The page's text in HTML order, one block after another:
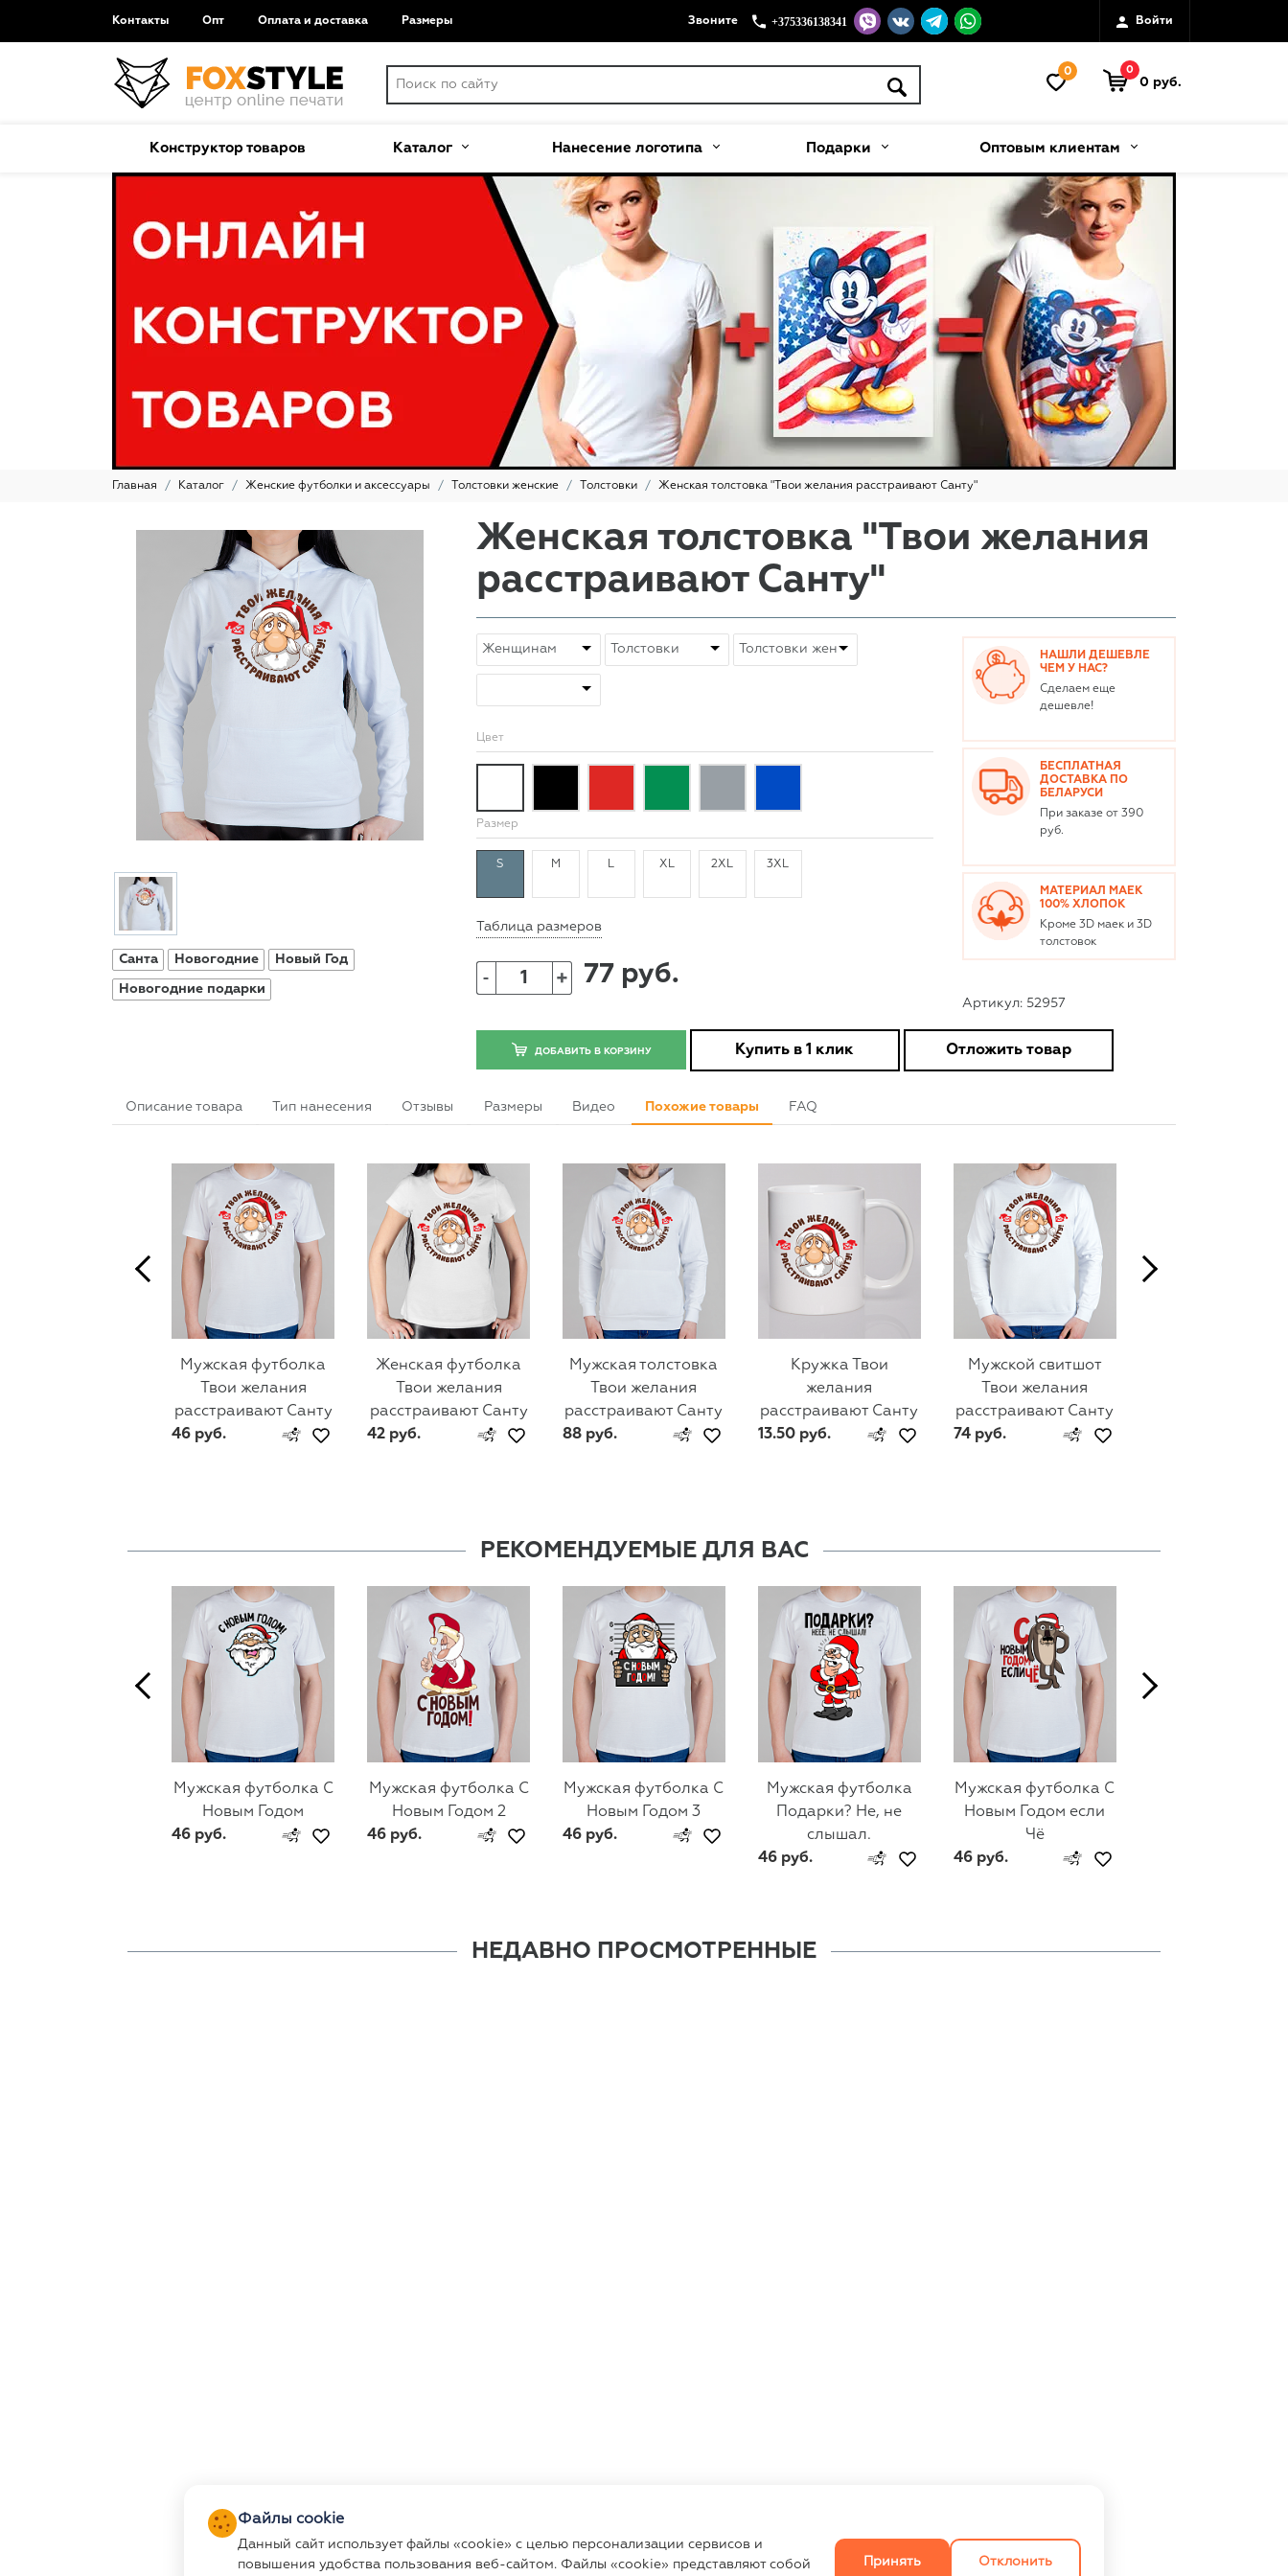
Контакты Опт Оплата и доставка Размеры Звоните +375336138341 Войти
0 0
0 руб.
Конструктор товаров Каталог Нанесение логотипа Подарки Оптовым клиентам
Главная Каталог Женские футболки и аксессуары Толстовки женские Толстовки Женская толстовка "Твои желания расстраивают Санту"
Санта Новогодние Новый Год
Новогодние подарки
Женская толстовка "Твои желания
расстраивают Санту"
Цвет
Размер
S M L XL 2XL 3XL
Таблица размеров
- + 77 руб.
НАШЛИ ДЕШЕВЛЕ
ЧЕМ У НАС?
Сделаем еще
дешевле!
БЕСПЛАТНАЯ
ДОСТАВКА ПО
БЕЛАРУСИ
При заказе от 390
руб.
МАТЕРИАЛ МАЕК
100% ХЛОПОК
Кроме 3D маек и 3D
толстовок
Артикул: 52957
ДОБАВИТЬ В КОРЗИНУ Купить в 1 клик Отложить товар
Описание товара Тип нанесения Отзывы Размеры Видео Похожие товары FAQ
Мужская футболка
Твои желания
расстраивают Санту
46 руб.
Женская футболка
Твои желания
расстраивают Санту
42 руб.
Мужская толстовка
Твои желания
расстраивают Санту
88 руб.
Кружка Твои
желания
расстраивают Санту
13.50 руб.
Мужской свитшот
Твои желания
расстраивают Санту
74 руб.
РЕКОМЕНДУЕМЫЕ ДЛЯ ВАС
Мужская футболка С
Новым Годом
46 руб.
Мужская футболка С
Новым Годом 2
46 руб.
Мужская футболка С
Новым Годом 3
46 руб.
Мужская футболка
Подарки? Не, не
слышал.
46 руб.
Мужская футболка С
Новым Годом если
Чё
46 руб.
НЕДАВНО ПРОСМОТРЕННЫЕ
Файлы cookie
Данный сайт использует файлы «cookie» с целью персонализации сервисов и
повышения удобства пользования веб-сайтом. Файлы «cookie» представляют собой
Принять Отклонить